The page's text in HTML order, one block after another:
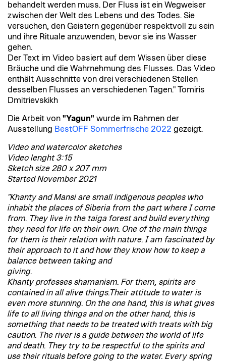
behandelt werden muss. Der Fluss ist ein Wegweiser
zwischen der Welt des Lebens und des Todes. Sie
versuchen, den Geistern gegenüber respektvoll zu sein
und ihre Rituale anzuwenden, bevor sie ins Wasser
gehen.
Der Text im Video basiert auf dem Wissen über diese
Bräuche und die Wahrnehmung des Flusses. Das Video
enthält Ausschnitte von drei verschiedenen Stellen
desselben Flusses an verschiedenen Tagen." Tomiris
Dmitrievskikh
Die Arbeit von "Yagun" wurde im Rahmen der
Ausstellung BestOFF Sommerfrische 2022 gezeigt.
Video and watercolor sketches
Video lenght 3:15
Sketch size 280 x 207 mm
Started November 2021
"Khanty and Mansi are small indigenous peoples who
inhabit the places of Siberia from the part where I come
from. They live in the taiga forest and build everything
they need for life on their own. One of the main things
for them is their relation with nature. I am fascinated by
their approach to it and how they know how to keep a
balance between taking and
giving.
Khanty professes shamanism. For them, spirits are
contained in all alive things.Their attitude to water is
even more stunning. On the one hand, this is what gives
life to all living things and on the other hand, this is
something that needs to be treated with treats with big
caution. The river is a guide between the world of life
and death. They try to be respectful to the spirits and
use their rituals before going to the water. Every spring